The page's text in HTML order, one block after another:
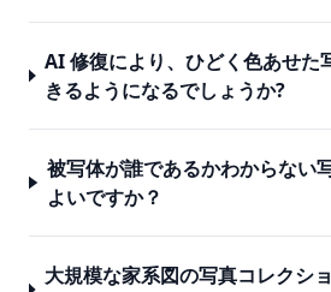
AI 修復により、ひどく色あせた
きるようになるでしょうか?
被写体が誰であるかわからない
よいですか？
大規模な家系図の写真コレクシ